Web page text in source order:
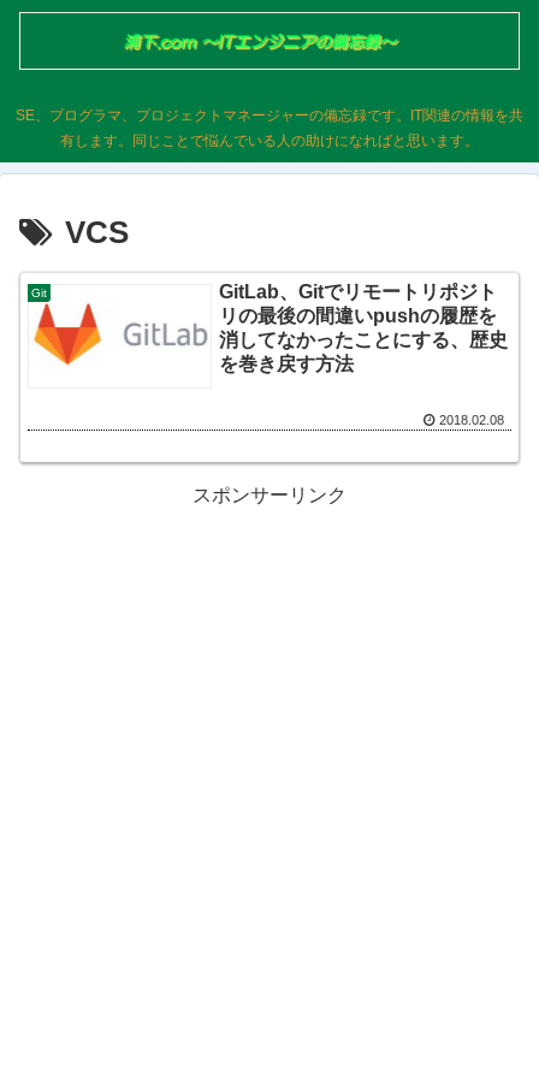
SE、プログラマ、プロジェクトマネージャーの備忘録です。IT関連の情報を共
有します。同じことで悩んでいる人の助けになればと思います。
VCS
Git
GitLab、Gitでリモートリポジト
リの最後の間違いpushの履歴を
消してなかったことにする、歴史
を巻き戻す方法
2018.02.08
スポンサーリンク